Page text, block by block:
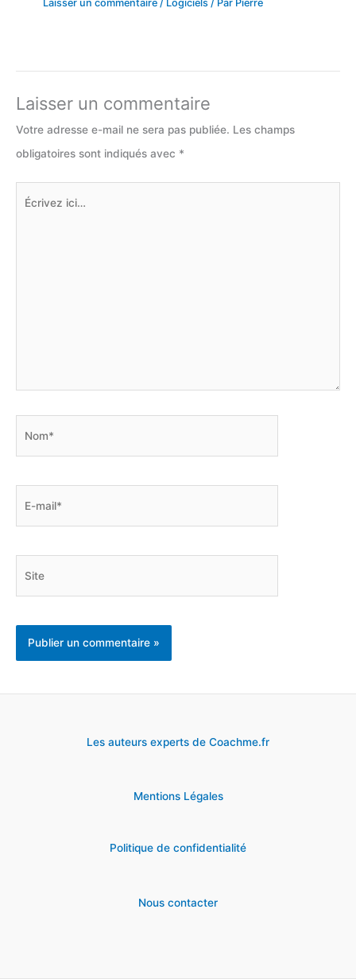
Laisser un commentaire / Logiciels / Par Pierre
Laisser un commentaire
Votre adresse e-mail ne sera pas publiée. Les champs
obligatoires sont indiqués avec *
Les auteurs experts de Coachme.fr
Mentions Légales
Politique de confidentialité
Nous contacter